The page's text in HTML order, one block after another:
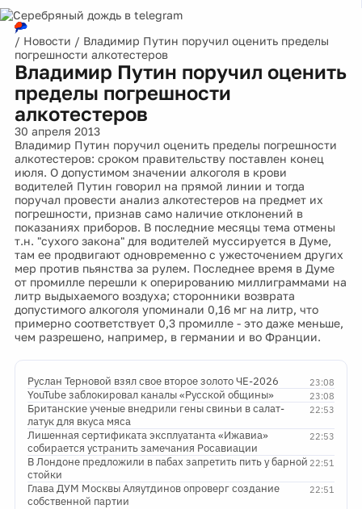
/ Новости / Владимир Путин поручил оценить пределы
погрешности алкотестеров
Владимир Путин поручил оценить
пределы погрешности
алкотестеров
30 апреля 2013
Владимир Путин поручил оценить пределы погрешности
алкотестеров: сроком правительству поставлен конец
июля. О допустимом значении алкоголя в крови
водителей Путин говорил на прямой линии и тогда
поручал провести анализ алкотестеров на предмет их
погрешности, признав само наличие отклонений в
показаниях приборов. В последние месяцы тема отмены
т.н. "сухого закона" для водителей муссируется в Думе,
там ее продвигают одновременно с ужесточением других
мер против пьянства за рулем. Последнее время в Думе
от промилле перешли к оперированию миллиграммами на
литр выдыхаемого воздуха; сторонники возврата
допустимого алкоголя упоминали 0,16 мг на литр, что
примерно соответствует 0,3 промилле - это даже меньше,
чем разрешено, например, в германии и во Франции.
23:08
Руслан Терновой взял свое второе золото ЧЕ-2026
23:08
YouTube заблокировал каналы «Русской общины»
22:53
Британские ученые внедрили гены свиньи в салат-
латук для вкуса мяса
22:53
Лишенная сертификата эксплуатанта «Ижавиа»
собирается устранить замечания Росавиации
22:51
В Лондоне предложили в пабах запретить пить у барной
стойки
22:51
Глава ДУМ Москвы Аляутдинов опроверг создание
собственной партии